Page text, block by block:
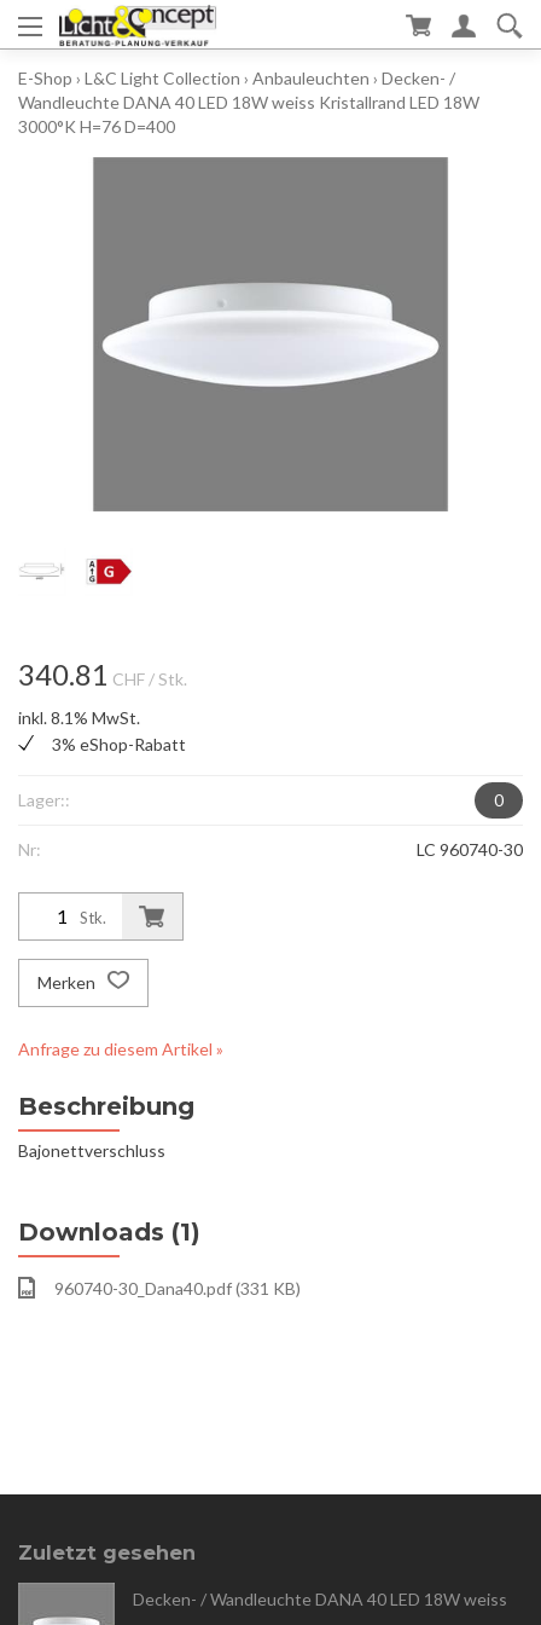
E-Shop › L&C Light Collection › Anbauleuchten › Decken- /
Wandleuchte DANA 40 LED 18W weiss Kristallrand LED 18W
3000°K H=76 D=400
340.81 CHF / Stk.
inkl. 8.1% MwSt.
3% eShop-Rabatt
Lager:: 0
Nr: LC 960740-30
Stk.
Merken
Anfrage zu diesem Artikel »
Beschreibung
Bajonettverschluss
Downloads (1)
960740-30_Dana40.pdf (331 KB)
Zuletzt gesehen
Decken- / Wandleuchte DANA 40 LED 18W weiss